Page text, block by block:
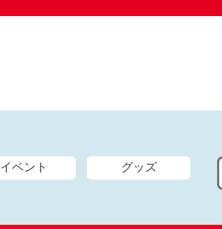
イベント グッズ